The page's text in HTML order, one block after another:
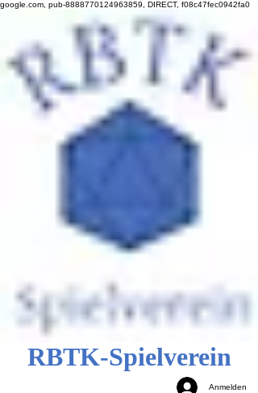
google.com, pub-8888770124963859, DIRECT, f08c47fec0942fa0
RBTK-Spielverein
Anmelden